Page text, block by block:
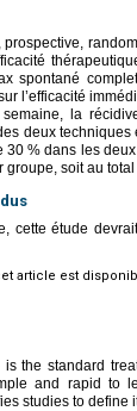
prospective,
spontané
l’efficacité
la
deux techniques
30 % dans les
groupe, soit au
cette étude
article est
the standard
and rapid to
studies to define